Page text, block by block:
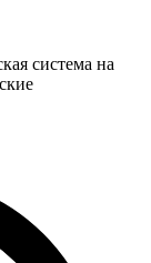
система на